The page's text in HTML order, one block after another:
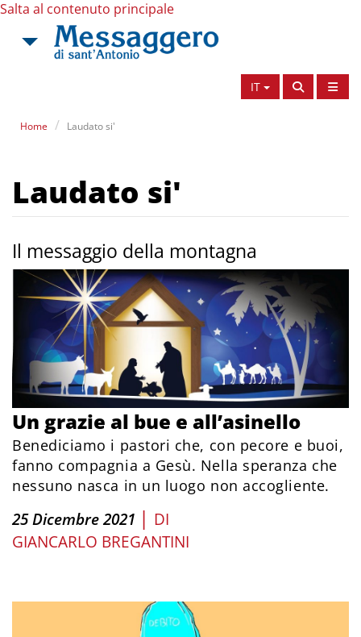
Salta al contenuto principale
IT
Home Laudato si'
Laudato si'
Il messaggio della montagna
Un grazie al bue e all’asinello
Benediciamo i pastori che, con pecore e buoi,
fanno compagnia a Gesù. Nella speranza che
nessuno nasca in un luogo non accogliente.
25 Dicembre 2021 | DI
GIANCARLO BREGANTINI